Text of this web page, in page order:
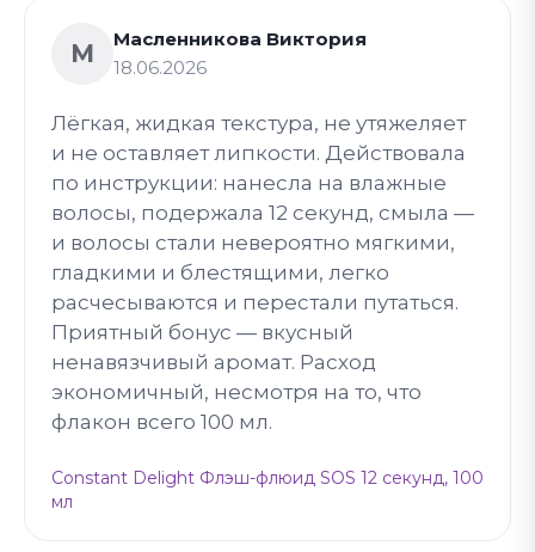
М
Масленникова Виктория
18.06.2026
Лёгкая, жидкая текстура, не утяжеляет
и не оставляет липкости. Действовала
по инструкции: нанесла на влажные
волосы, подержала 12 секунд, смыла —
и волосы стали невероятно мягкими,
гладкими и блестящими, легко
расчесываются и перестали путаться.
Приятный бонус — вкусный
ненавязчивый аромат. Расход
экономичный, несмотря на то, что
флакон всего 100 мл.
Constant Delight Флэш-флюид SOS 12 секунд, 100
мл